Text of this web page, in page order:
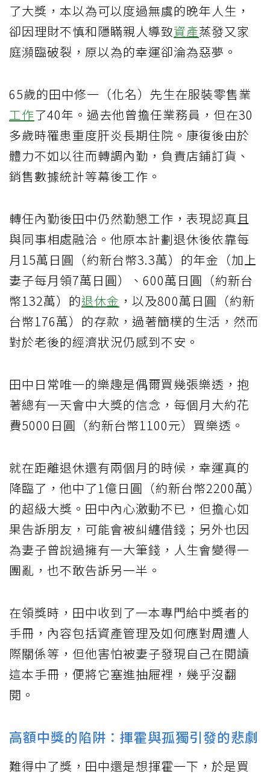
了大獎，本以為可以度過無虞的晚年人生，
卻因理財不慎和隱瞞親人導致資產蒸發又家
庭瀕臨破裂，原以為的幸運卻淪為惡夢。
65歲的田中修一（化名）先生在服裝零售業
工作了40年。過去他曾擔任業務員，但在30
多歲時罹患重度肝炎長期住院。康復後由於
體力不如以往而轉調內勤，負責店鋪訂貨、
銷售數據統計等幕後工作。
轉任內勤後田中仍然勤懇工作，表現認真且
與同事相處融洽。他原本計劃退休後依靠每
月15萬日圓（約新台幣3.3萬）的年金（加上
妻子每月領7萬日圓）、600萬日圓（約新台
幣132萬）的退休金 ，以及800萬日圓（約新
台幣176萬）的存款，過著簡樸的生活，然而
對於老後的經濟狀況仍感到不安。
田中日常唯一的樂趣是偶爾買幾張樂透，抱
著總有一天會中大獎的信念，每個月大約花
費5000日圓（約新台幣1100元）買樂透。
就在距離退休還有兩個月的時候，幸運真的
降臨了，他中了1億日圓（約新台幣2200萬）
的超級大獎。田中內心激動不已，但擔心如
果告訴朋友，可能會被糾纏借錢；另外也因
為妻子曾說過擁有一大筆錢，人生會變得一
團亂，也不敢告訴另一半。
在領獎時，田中收到了一本專門給中獎者的
手冊，內容包括資產管理及如何應對周遭人
際關係等，但他害怕被妻子發現自己在閱讀
這本手冊，便將它塞進抽屜裡，幾乎沒翻
閱。
高額中獎的陷阱：揮霍與孤獨引發的悲劇
難得中了獎，田中還是想揮霍一下，於是買